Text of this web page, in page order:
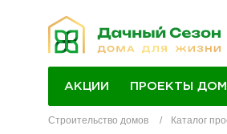
АКЦИИ ПРОЕКТЫ
Строительство домов Каталог